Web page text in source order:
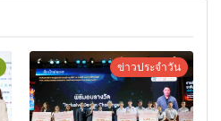
ข่าวประจำวัน